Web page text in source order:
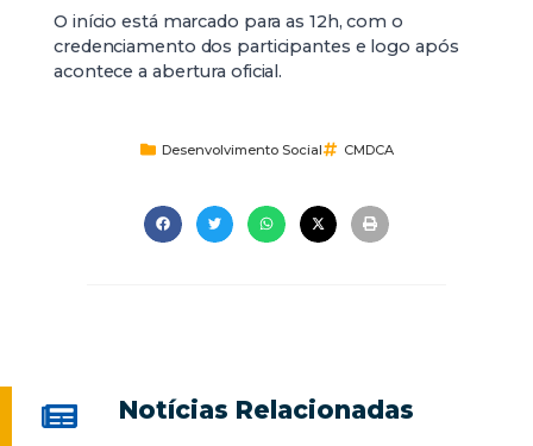
O início está marcado para as 12h, com o
credenciamento dos participantes e logo após
acontece a abertura oficial.
Desenvolvimento Social CMDCA
Notícias Relacionadas